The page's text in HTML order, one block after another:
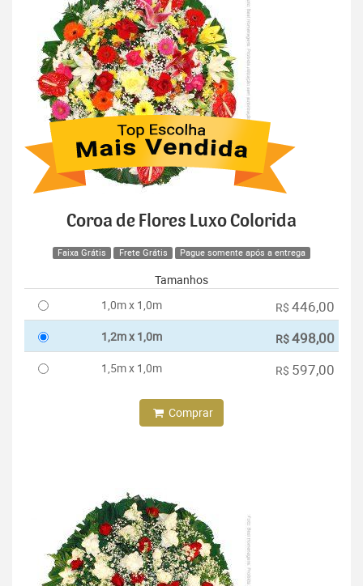
Coroa de Flores Luxo Colorida
Faixa Grátis Frete Grátis Pague somente após a entrega
Tamanhos
1,0m x 1,0m
R$ 446,00
1,2m x 1,0m R$498,00
1,5m x 1,0m R$ 597,00
Comprar